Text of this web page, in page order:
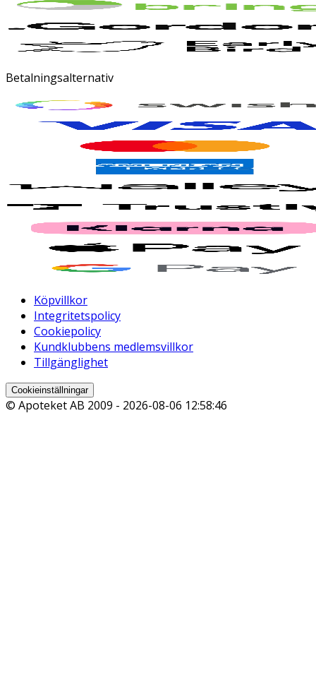
Betalningsalternativ
Köpvillkor
Integritetspolicy
Cookiepolicy
Kundklubbens medlemsvillkor
Tillgänglighet
Cookieinställningar
© Apoteket AB 2009 - 2026-08-06 12:58:46